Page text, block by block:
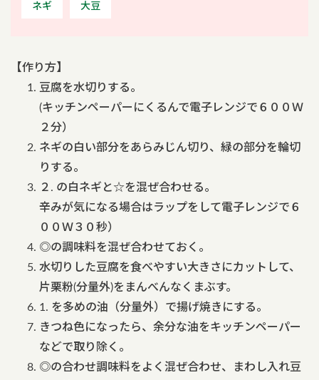
ネギ 大豆
【作り方】
豆腐を水切りする。
(キッチンペーパーにくるんで電子レンジで６００Ｗ
２分）
ネギの白い部分をあらみじん切り、緑の部分を輪切
りする。
２. の白ネギと☆を混ぜ合わせる。
辛みが気になる場合はラップをして電子レンジで６
００Ｗ３０秒）
◎の調味料を混ぜ合わせておく。
水切りした豆腐を食べやすい大きさにカットして、
片栗粉(分量外)をまんべんなくまぶす。
1. を多めの油（分量外）で揚げ焼きにする。
きつね色になったら、余分な油をキッチンペーパー
などで取り除く。
◎の合わせ調味料をよく混ぜ合わせ、まわし入れ豆